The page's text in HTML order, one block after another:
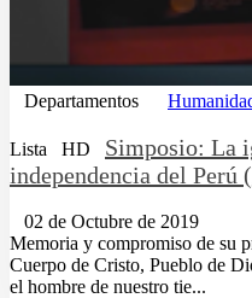
Departamentos
Lista HD Simposio: La
independencia del Perú
02 de Octubre de 2019
Memoria y compromiso de su
Cuerpo de Cristo, Pueblo de
el hombre de nuestro tie...